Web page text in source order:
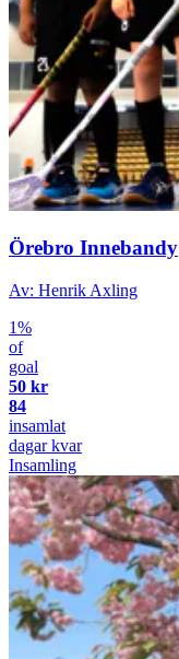
Örebro Innebandy
Av: Henrik Axling
1%
of
goal
50 kr
84
insamlat
dagar kvar
Insamling